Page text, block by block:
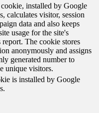
installed by Google
calculates visitor, session
data and also keeps
usage for the site's
report. The cookie stores
anonymously and assigns
generated number to
unique visitors.
is installed by Google